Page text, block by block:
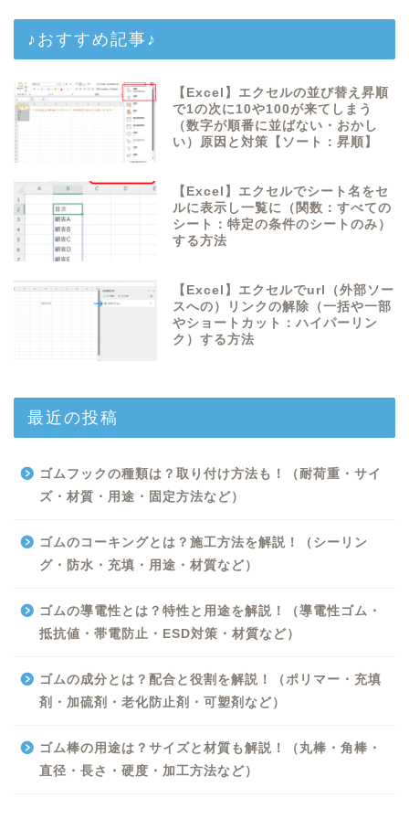
♪おすすめ記事♪
【Excel】エクセルの並び替え昇順
で1の次に10や100が来てしまう
（数字が順番に並ばない・おかし
い）原因と対策【ソート：昇順】
【Excel】エクセルでシート名をセ
ルに表示し一覧に（関数：すべての
シート：特定の条件のシートのみ）
する方法
【Excel】エクセルでurl（外部ソー
スへの）リンクの解除（一括や一部
やショートカット：ハイパーリン
ク）する方法
最近の投稿
ゴムフックの種類は？取り付け方法も！（耐荷重・サイ
ズ・材質・用途・固定方法など）
ゴムのコーキングとは？施工方法を解説！（シーリン
グ・防水・充填・用途・材質など）
ゴムの導電性とは？特性と用途を解説！（導電性ゴム・
抵抗値・帯電防止・ESD対策・材質など）
ゴムの成分とは？配合と役割を解説！（ポリマー・充填
剤・加硫剤・老化防止剤・可塑剤など）
ゴム棒の用途は？サイズと材質も解説！（丸棒・角棒・
直径・長さ・硬度・加工方法など）
Python